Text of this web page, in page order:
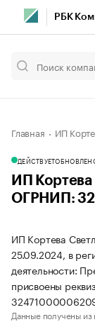
РБК
Главная ИП
ДЕЙСТВУЕТ
ИП
ОГРНИП:
ИП Кортева
25.09.2024, в
деятельности:
присвоены
Данные получены из